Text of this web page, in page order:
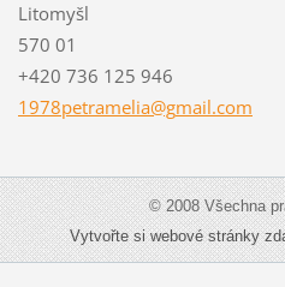
Litomyšl
570 01
+420 736 125 946
1978petramelia@gmail.com
© 2008 Všechna
Vytvořte si webové stránky